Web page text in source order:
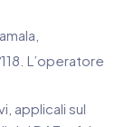
L’operatore
applicali sul